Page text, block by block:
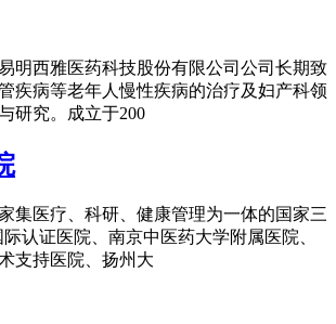
明西雅医药科技股份有限公司公司长期致
疾病等老年人慢性疾病的治疗及妇产科领
研究。成立于200
集医疗、科研、健康管理为一体的国家三
认证医院、南京中医药大学附属医院、
支持医院、扬州大